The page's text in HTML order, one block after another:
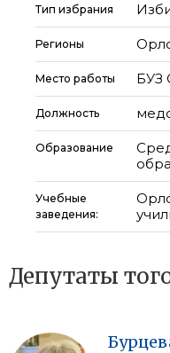
Тип избрания
Регионы
Место работы БУЗ
Должность
Образование
Учебные
заведения:
Депутаты